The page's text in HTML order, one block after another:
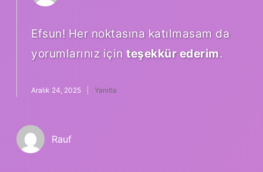
Efsun! Her noktasına katılmasam da
yorumlarınız için teşekkür ederim.
Aralık 24, 2025 Yanıtla
Rauf